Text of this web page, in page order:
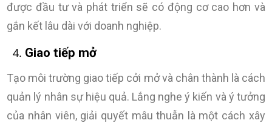
được đầu tư và phát triển sẽ có động cơ cao hơn và
gắn kết lâu dài với doanh nghiệp.
Giao tiếp mở
Tạo môi trường giao tiếp cởi mở và chân thành là cách
quản lý nhân sự hiệu quả. Lắng nghe ý kiến và ý tưởng
của nhân viên, giải quyết mâu thuẫn là một cách xây